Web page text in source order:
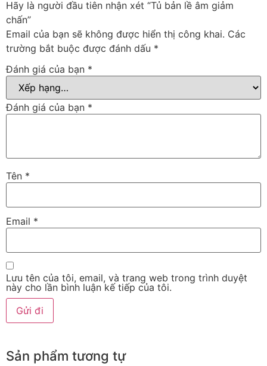
Hãy là người đầu tiên nhận xét “Tủ bản lề âm giảm
chấn”
Email của bạn sẽ không được hiển thị công khai. Các
trường bắt buộc được đánh dấu *
Đánh giá của bạn *
Đánh giá của bạn *
Tên *
Email *
Lưu tên của tôi, email, và trang web trong trình duyệt
này cho lần bình luận kế tiếp của tôi.
Sản phẩm tương tự